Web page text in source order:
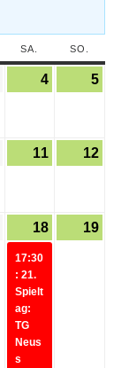
SA. SO.
4 5
11 12
18
17:30
: 21.
Spielt
ag:
TG
Neus
s
19